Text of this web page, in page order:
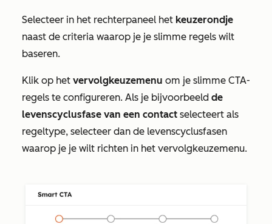
Selecteer in het rechterpaneel het keuzerondje
naast de criteria waarop je je slimme regels wilt
baseren.
Klik op het vervolgkeuzemenu om je slimme CTA-
regels te configureren. Als je bijvoorbeeld de
levenscyclusfase van een contact selecteert als
regeltype, selecteer dan de levenscyclusfasen
waarop je je wilt richten in het vervolgkeuzemenu.